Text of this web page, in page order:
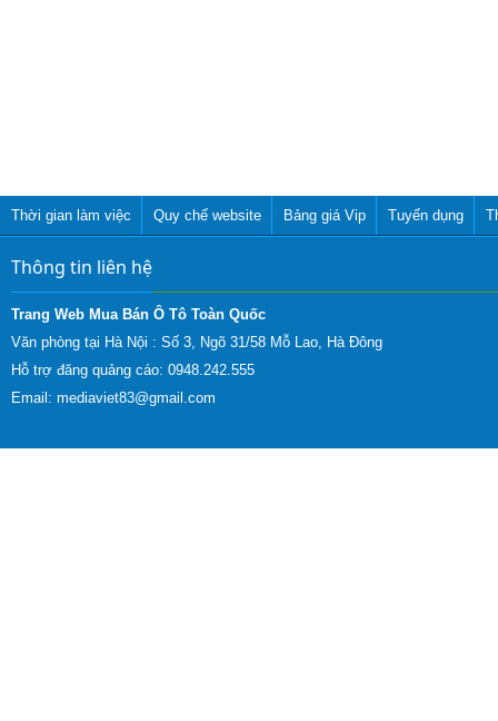
Thời gian làm việc Quy chế website Bảng giá Vip Tuyển dụng
Thông tin liên hệ
Trang Web Mua Bán Ô Tô Toàn Quốc
Văn phòng tại Hà Nội : Số 3, Ngõ 31/58 Mỗ Lao, Hà Đông
Hỗ trợ đăng quảng cáo: 0948.242.555
Email: mediaviet83@gmail.com